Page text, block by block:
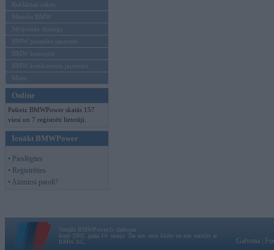
Reklāmas raksti
Mēneša BMW
Sērijveida tūnings
BMW pasaules jaunumi
BMW koncepti
BMW konkurentu jaunumi
Moto
Online
Pašreiz BMWPower skatās 157
viesi un 7 reģistrēti lietotāji.
Ienākt BMWPower
• Pieslēgties
• Reģistrēties
• Aizmirsi paroli?
Vortāls BMWPower.lv darbojas
kopš 2002. gada 14. maija. Tas nav auto klubs un nav saistīts ar
BMW AG.
Galvena